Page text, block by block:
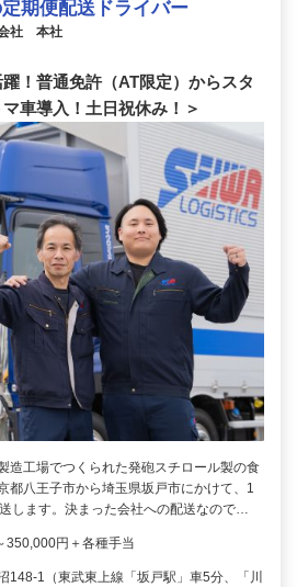
期便配送ドライバー
会社 本社
！普通免許（AT限定）からスタ
車導入！土日祝休み！＞
造工場でつくられた発砲スチロール製の食
都八王子市から埼玉県坂戸市にかけて、1
します。決まった会社への配送なので…
350,000円＋各種手当
148-1（東武東上線「坂戸駅」車5分、「川